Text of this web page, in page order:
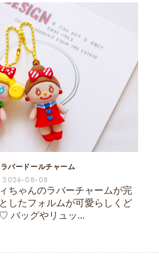
バードールチャーム
2026-08-08
ちゃんのラバーチャームが完
したフォルムが可愛らしくど
バッグやリュッ...